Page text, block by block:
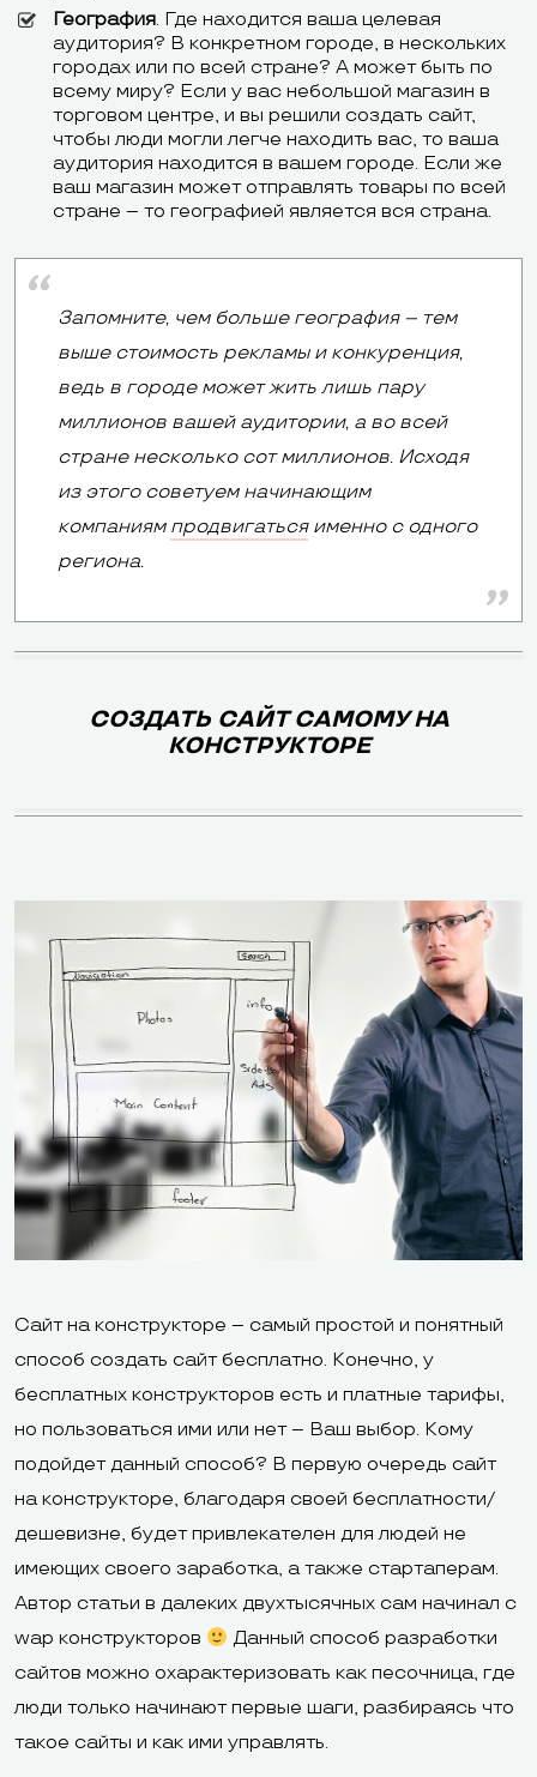
География. Где находится ваша целевая
аудитория? В конкретном городе, в нескольких
городах или по всей стране? А может быть по
всему миру? Если у вас небольшой магазин в
торговом центре, и вы решили создать сайт,
чтобы люди могли легче находить вас, то ваша
аудитория находится в вашем городе. Если же
ваш магазин может отправлять товары по всей
стране – то географией является вся страна.
Запомните, чем больше география – тем
выше стоимость рекламы и конкуренция,
ведь в городе может жить лишь пару
миллионов вашей аудитории, а во всей
стране несколько сот миллионов. Исходя
из этого советуем начинающим
компаниям продвигатьсяименно с одного
региона.
СОЗДАТЬ САЙТ САМОМУ НА
КОНСТРУКТОРЕ
Сайт на конструкторе – самый простой и понятный
способ создать сайт бесплатно. Конечно, у
бесплатных конструкторов есть и платные тарифы,
но пользоваться ими или нет – Ваш выбор. Кому
подойдет данный способ? В первую очередь сайт
на конструкторе, благодаря своей бесплатности/
дешевизне, будет привлекателен для людей не
имеющих своего заработка, а также стартаперам.
Автор статьи в далеких двухтысячных сам начинал с
wap конструкторов
Данный способ разработки
сайтов можно охарактеризовать как песочница, где
люди только начинают первые шаги, разбираясь что
такое сайты и как ими управлять.